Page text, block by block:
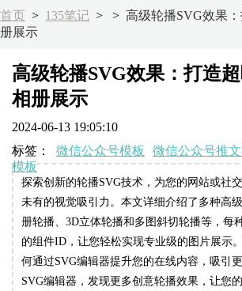
首页 > 135笔记 > > 高级轮播SVG效果
册展示
高级轮播SVG效果：打造
相册展示
2024-06-13 19:05:10
标签： 微信公众号模板 微信公众号推
模板
探索创新的轮播SVG技术，为您的网站或社
未有的视觉吸引力。本文详细介绍了多种高
册轮播、3D立体轮播和多图斜切轮播等，每
的组件ID，让您轻松实现专业级的图片展示
何通过SVG编辑器提升您的在线内容，吸引
SVG编辑器，发现更多创意轮播效果，让您